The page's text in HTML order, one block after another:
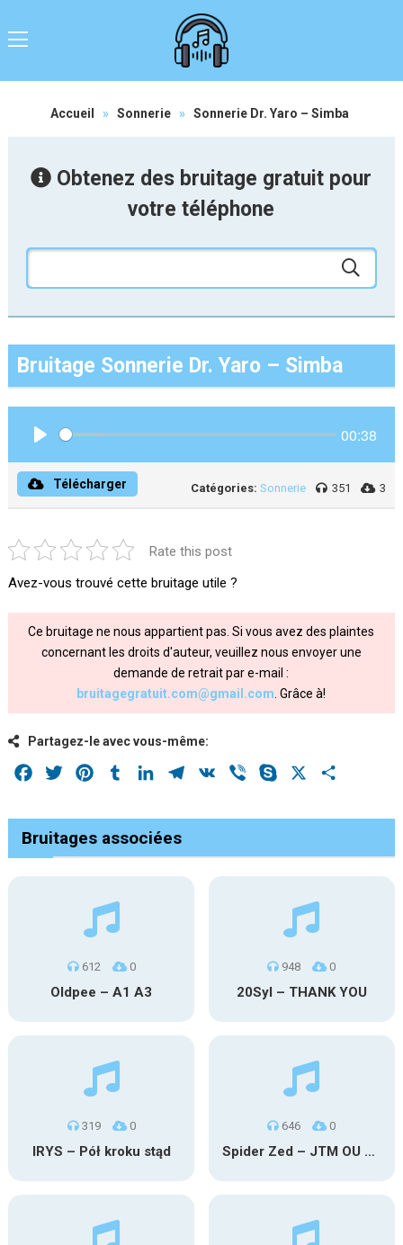
Accueil » Sonnerie » Sonnerie Dr. Yaro – Simba
Obtenez des bruitage gratuit pour
votre téléphone
Bruitage Sonnerie Dr. Yaro – Simba
00:38
Télécharger Catégories: Sonnerie 351 3
Rate this post
Avez-vous trouvé cette bruitage utile ?
Ce bruitage ne nous appartient pas. Si vous avez des plaintes
concernant les droits d'auteur, veuillez nous envoyer une
demande de retrait par e-mail :
bruitagegratuit.com@gmail.com . Grâce à!
Partagez-le avec vous-même:
Facebook
Twitter PinterestTumblrLinkedInTelegram
VK Viber Skype
Bruitages associées
612 0
Oldpee – A1 A3
948 0
20Syl – THANK YOU
319 0
IRYS – Pół kroku stąd
646 0
Spider Zed – JTM OU TG